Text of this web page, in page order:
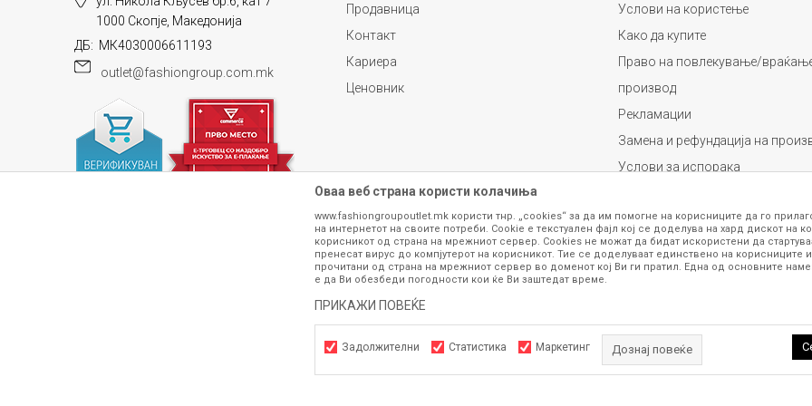
1000 Скопје, Македонија
ДБ: МК4030006611193
outlet@fashiongroup.com.mk
Продавница
Контакт
Кариера
Ценовник
Услови на користење
Како да купите
Право на повлекување/
производ
Рекламации
Замена и рефундација на
Услови за испорака
Сите информации околу производите кои се изложени на нашата онлајн продавница се стремиме да бидат
гарантираме дека се без ниту една грешка или пак дека сите производи во моментот се достапни на залиха.
производот. Доколку дојде до потреба за замена на производ или рефундација, процедурата може да трае до 15
контактирајте не на телефонскиот број 070 275 363 или на е-маил
outlet@fashiongroup.com.mk понеделник
Оваа веб страна користи колачиња
www.fashiongroupoutlet.mk користи тнр. „cookies“ за да им помогне на корисниците да го
на интернетот на своите потреби. Cookie е текстуален фајл кој се доделува на хард дискот на
корисникот од страна на мрежниот сервер. Cookies не можат да бидат искористени да
пренесат вирус до компјутерот на корисникот. Тие се доделуваат единствено на корисниците
прочитани од страна на мрежниот сервер во доменот кој Ви ги пратил. Една од основните
е да Ви обезбеди погодности кои ќе Ви заштедат време.
ПРИКАЖИ ПОВЕЌЕ
Задолжителни Статистика Маркетинг Дознај повеќе